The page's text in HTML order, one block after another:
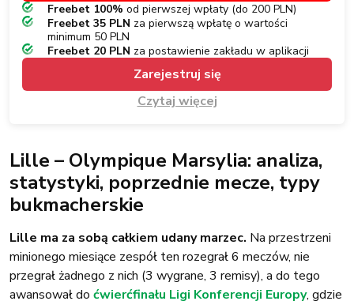
Freebet 100% od pierwszej wpłaty (do 200 PLN)
Freebet 35 PLN za pierwszą wpłatę o wartości
minimum 50 PLN
Freebet 20 PLN za postawienie zakładu w aplikacji
Zarejestruj się
Czytaj więcej
Lille – Olympique Marsylia: analiza,
statystyki, poprzednie mecze, typy
bukmacherskie
Lille ma za sobą całkiem udany marzec. Na przestrzeni
minionego miesiące zespół ten rozegrał 6 meczów, nie
przegrał żadnego z nich (3 wygrane, 3 remisy), a do tego
awansował do ćwierćfinału Ligi Konferencji Europy, gdzie